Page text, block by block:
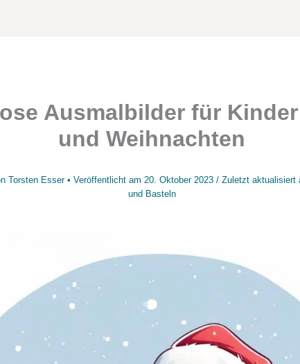
Ausmalbilder für
und Weihnachten
Torsten Esser • Veröffentlicht am 20. Oktober 2023 / Zuletzt aktualisiert
und Basteln